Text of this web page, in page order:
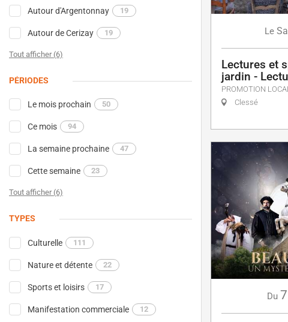
Autour d'Argentonnay 19
Autour de Cerizay 19
Tout afficher (6)
PÉRIODES
Le mois prochain 50
Ce mois 94
La semaine prochaine 47
Cette semaine 23
Tout afficher (6)
TYPES
Culturelle 111
Nature et détente 22
Sports et loisirs 17
Manifestation commerciale 12
Le
Lectures et
jardin -
PROMOTION
Clessé
Du 7